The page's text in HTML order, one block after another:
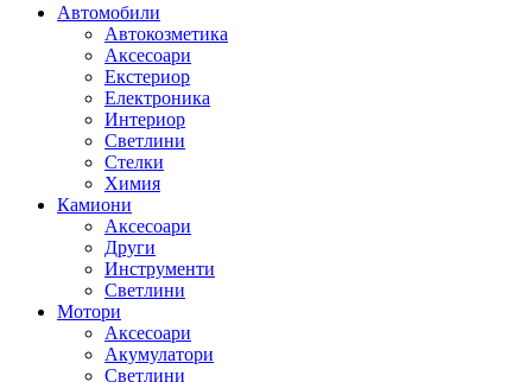
Автомобили
Автокозметика
Аксесоари
Екстериор
Електроника
Интериор
Светлини
Стелки
Химия
Камиони
Аксесоари
Други
Инструменти
Светлини
Мотори
Аксесоари
Акумулатори
Светлини